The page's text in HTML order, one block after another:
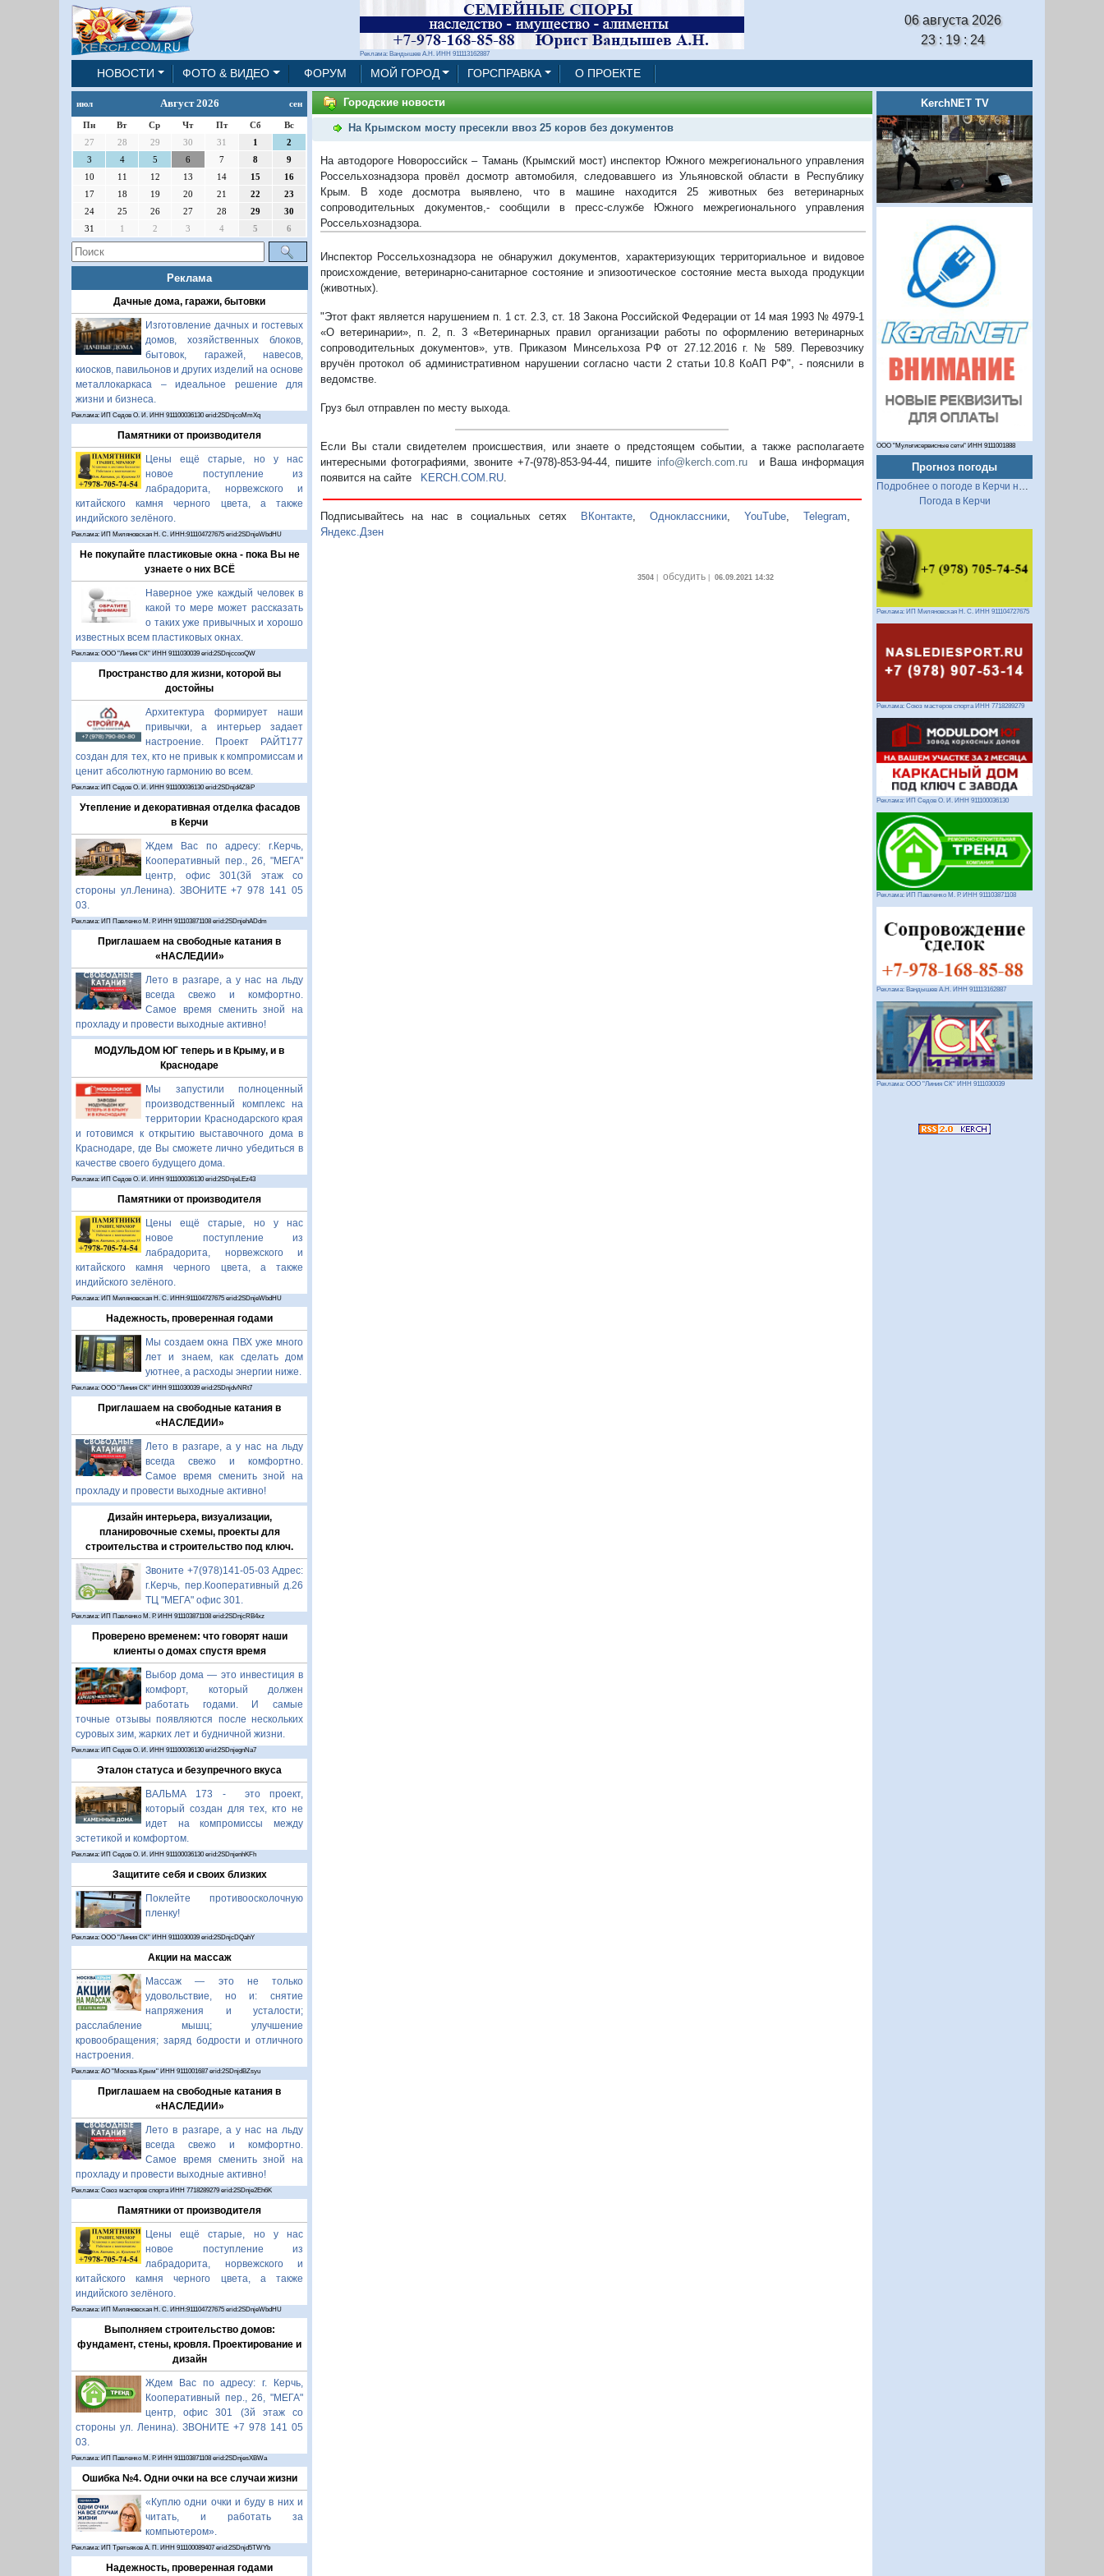
Реклама: Вандышев А.Н. ИНН 911113162887
06 августа 2026
23 : 19 : 24
НОВОСТИ ФОТО & ВИДЕО ФОРУМ МОЙ ГОРОД ГОРСПРАВКА О ПРОЕКТЕ
июл Август 2026 сен
Пн Вт Ср Чт Пт Сб
Вс
27
28 29 30 31 1
2
3
4 5 6 7 8
9
10
11 12 13 14 15
16
17
18 19 20 21 22
23
24
25 26 27 28 29
30
31
1 2 3 4 5 6
Реклама
Дачные дома, гаражи, бытовки
Изготовление дачных и гостевых
домов, хозяйственных блоков,
бытовок, гаражей, навесов,
киосков, павильонов и других изделий на основе
металлокаркаса – идеальное решение для
жизни и бизнеса.
Реклама: ИП Седов О. И. ИНН 911100036130 erid:2SDnjcoMmXq
Памятники от производителя
Цены ещё старые, но у нас
новое поступление из
лабрадорита, норвежского и
китайского камня черного цвета, а также
индийского зелёного.
Реклама: ИП Миляновская Н. С. ИНН:911104727675 erid:2SDnjeWbdHU
Не покупайте пластиковые окна - пока Вы не
узнаете о них ВСЁ
Наверное уже каждый человек в
какой то мере может рассказать
о таких уже привычных и хорошо
известных всем пластиковых окнах.
Реклама: ООО "Линия СК" ИНН 9111030039 erid:2SDnjccooQW
Пространство для жизни, которой вы
достойны
Архитектура формирует наши
привычки, а интерьер задает
настроение. Проект РАЙТ177
создан для тех, кто не привык к компромиссам и
ценит абсолютную гармонию во всем.
Реклама: ИП Седов О. И. ИНН 911100036130 erid:2SDnjd4Z8iP
Утепление и декоративная отделка фасадов
в Керчи
Ждем Вас по адресу: г.Керчь,
Кооперативный пер., 26, "МЕГА"
центр, офис 301(3й этаж со
стороны ул.Ленина). ЗВОНИТЕ +7 978 141 05
03.
Реклама: ИП Павленко М. Р. ИНН 911103871108 erid:2SDnjehADdm
Приглашаем на свободные катания в
«НАСЛЕДИИ»
Лето в разгаре, а у нас на льду
всегда свежо и комфортно.
Самое время сменить зной на
прохладу и провести выходные активно!
МОДУЛЬДОМ ЮГ теперь и в Крыму, и в
Краснодаре
Мы запустили полноценный
производственный комплекс на
территории Краснодарского края
и готовимся к открытию выставочного дома в
Краснодаре, где Вы сможете лично убедиться в
качестве своего будущего дома.
Реклама: ИП Седов О. И. ИНН 911100036130 erid:2SDnjeLEz43
Памятники от производителя
Цены ещё старые, но у нас
новое поступление из
лабрадорита, норвежского и
китайского камня черного цвета, а также
индийского зелёного.
Реклама: ИП Миляновская Н. С. ИНН:911104727675 erid:2SDnjeWbdHU
Надежность, проверенная годами
Мы создаем окна ПВХ уже много
лет и знаем, как сделать дом
уютнее, а расходы энергии ниже.
Реклама: ООО "Линия СК" ИНН 9111030039 erid:2SDnjdvNRt7
Приглашаем на свободные катания в
«НАСЛЕДИИ»
Лето в разгаре, а у нас на льду
всегда свежо и комфортно.
Самое время сменить зной на
прохладу и провести выходные активно!
Дизайн интерьера, визуализации,
планировочные схемы, проекты для
строительства и строительство под ключ.
Звоните +7(978)141-05-03 Адрес:
г.Керчь, пер.Кооперативный д.26
ТЦ "МЕГА" офис 301.
Реклама: ИП Павленко М. Р. ИНН 911103871108 erid:2SDnjcRB4xz
Проверено временем: что говорят наши
клиенты о домах спустя время
Выбор дома — это инвестиция в
комфорт, который должен
работать годами. И самые
точные отзывы появляются после нескольких
суровых зим, жарких лет и будничной жизни.
Реклама: ИП Седов О. И. ИНН 911100036130 erid:2SDnjegnNa7
Эталон статуса и безупречного вкуса
ВАЛЬМА 173 - это проект,
который создан для тех, кто не
идет на компромиссы между
эстетикой и комфортом.
Реклама: ИП Седов О. И. ИНН 911100036130 erid:2SDnjenhKFh
Защитите себя и своих близких
Поклейте противоосколочную
пленку!
Реклама: ООО "Линия СК" ИНН 9111030039 erid:2SDnjcDQahY
Акции на массаж
Массаж — это не только
удовольствие, но и: снятие
напряжения и усталости;
расслабление мышц; улучшение
кровообращения; заряд бодрости и отличного
настроения.
Реклама: АО "Москва-Крым" ИНН 9111001687 erid:2SDnjdBZsyu
Приглашаем на свободные катания в
«НАСЛЕДИИ»
Лето в разгаре, а у нас на льду
всегда свежо и комфортно.
Самое время сменить зной на
прохладу и провести выходные активно!
Реклама: Союз мастеров спорта ИНН 7718289279 erid:2SDnje2Eh6K
Памятники от производителя
Цены ещё старые, но у нас
новое поступление из
лабрадорита, норвежского и
китайского камня черного цвета, а также
индийского зелёного.
Реклама: ИП Миляновская Н. С. ИНН:911104727675 erid:2SDnjeWbdHU
Выполняем строительство домов:
фундамент, стены, кровля. Проектирование и
дизайн
Ждем Вас по адресу: г. Керчь,
Кооперативный пер., 26, "МЕГА"
центр, офис 301 (3й этаж со
стороны ул. Ленина). ЗВОНИТЕ +7 978 141 05
03.
Реклама: ИП Павленко М. Р. ИНН 911103871108 erid:2SDnjesXBWa
Ошибка №4. Одни очки на все случаи жизни
«Куплю одни очки и буду в них и
читать, и работать за
компьютером».
Реклама: ИП Третьяков А. П. ИНН 911100089407 erid:2SDnjd5TWYb
Надежность, проверенная годами
Городские новости
На Крымском мосту пресекли ввоз 25 коров без документов
На автодороге Новороссийск – Тамань (Крымский мост) инспектор Южного межрегионального управления
Россельхознадзора провёл досмотр автомобиля, следовавшего из Ульяновской области в Республику
Крым. В ходе досмотра выявлено, что в машине находится 25 животных без ветеринарных
сопроводительных документов,- сообщили в пресс-службе Южного межрегионального управления
Россельхознадзора.
Инспектор Россельхознадзора не обнаружил документов, характеризующих территориальное и видовое
происхождение, ветеринарно-санитарное состояние и эпизоотическое состояние места выхода продукции
(животных).
"Этот факт является нарушением п. 1 ст. 2.3, ст. 18 Закона Российской Федерации от 14 мая 1993 № 4979-1
«О ветеринарии», п. 2, п. 3 «Ветеринарных правил организации работы по оформлению ветеринарных
сопроводительных документов», утв. Приказом Минсельхоза РФ от 27.12.2016 г. № 589. Перевозчику
вручён протокол об административном нарушении согласно части 2 статьи 10.8 КоАП РФ", - пояснили в
ведомстве.
Груз был отправлен по месту выхода.
Если Вы стали свидетелем происшествия, или знаете о предстоящем событии, а также располагаете
интересными фотографиями, звоните +7-(978)-853-94-44, пишите info@kerch.com.ru и Ваша информация
появится на сайте KERCH.COM.RU.
Подписывайтесь на нас в социальных сетях ВКонтакте Одноклассники ,YouTube ,Telegram
Яндекс.Дзен
3504| обсудить| 06.09.2021 14:32
KerchNET TV
ООО "Мультисервисные сети" ИНН 9111001888
Прогноз погоды
Подробнее о погоде в Керчи на 2 недели
Погода в Керчи
Реклама: ИП Миляновская Н. С. ИНН 911104727675
Реклама: Союз мастеров спорта ИНН 7718289279
Реклама: ИП Седов О. И. ИНН 911100036130
Реклама: ИП Павленко М. Р. ИНН 911103871108
Реклама: Вандышев А.Н. ИНН 911113162887
Реклама: ООО "Линия СК" ИНН 9111030039